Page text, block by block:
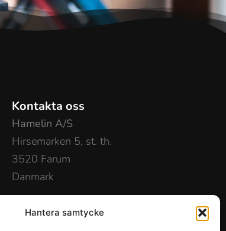
Hantera samtycke
Kontakta oss
Hamelin A/S
Hirsemarken 5, st. th.
3520 Farum
Danmark
info-dk@hamelinbrands.com